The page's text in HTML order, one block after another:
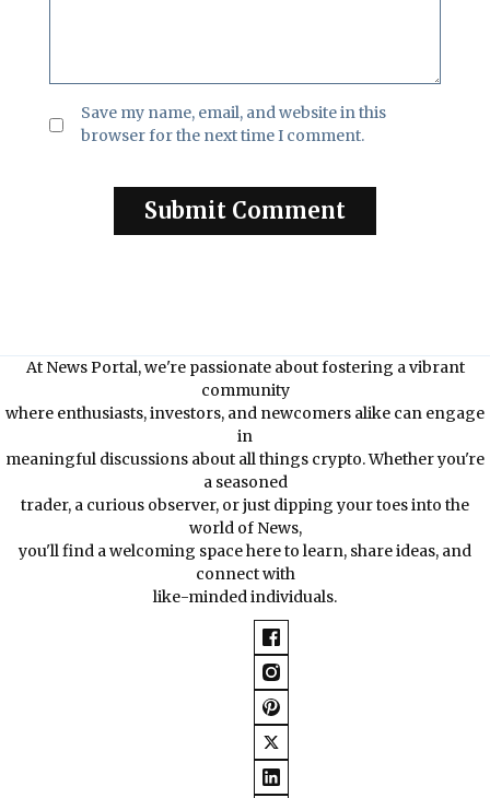
Save my name, email, and website in this
browser for the next time I comment.
At News Portal, we're passionate about fostering a vibrant
community
where enthusiasts, investors, and newcomers alike can engage
in
meaningful discussions about all things crypto. Whether you're
a seasoned
trader, a curious observer, or just dipping your toes into the
world of News,
you'll find a welcoming space here to learn, share ideas, and
connect with
like-minded individuals.